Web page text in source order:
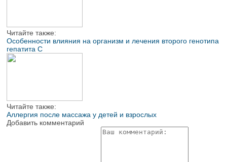
Читайте также:
Особенности влияния на организм и лечения второго генотипа
гепатита С
Читайте также:
Аллергия после массажа у детей и взрослых
Добавить комментарий